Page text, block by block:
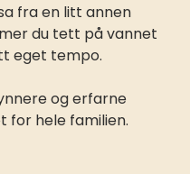
fra en litt annen
du tett på vannet
eget tempo.
og erfarne
for hele familien.